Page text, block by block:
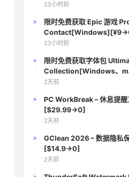
23小时前
限时免费获取 Epic 游戏
23小时前
限时免费获取字体包
Collection[Windows、
2天前
PC WorkBreak – 休息提
[$29.99→0]
2天前
GClean 2026 – 数据隐私
[$14.9→0]
2天前